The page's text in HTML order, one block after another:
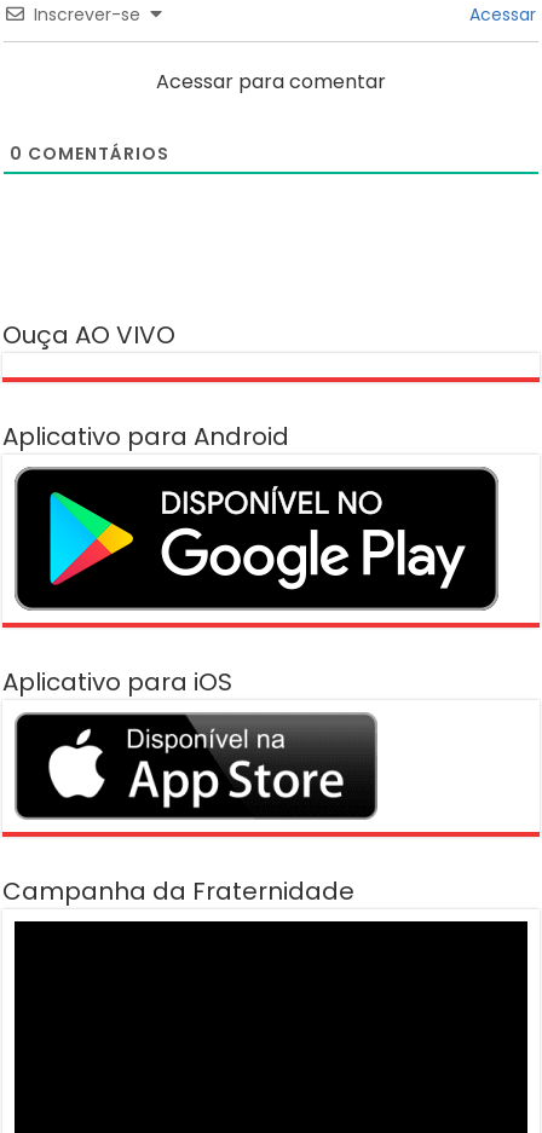
Inscrever-se Acessar
Acessar para comentar
0 COMENTÁRIOS
Ouça AO VIVO
Aplicativo para Android
Aplicativo para iOS
Campanha da Fraternidade